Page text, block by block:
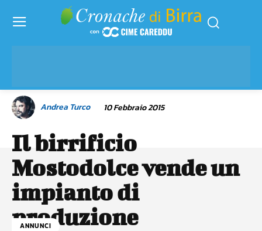
Andrea Turco 10 Febbraio 2015
Il birrificio
Mostodolce vende un
impianto di
produzione
ANNUNCI